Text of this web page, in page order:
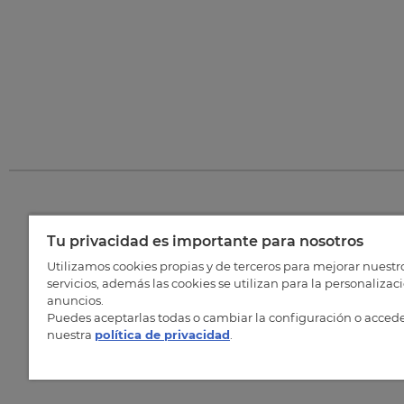
Tu privacidad es importante para nosotros
Utilizamos cookies propias y de terceros para mejorar
servicios, además las cookies se utilizan para la
anuncios.
Puedes aceptarlas todas o cambiar la configuración o
nuestra política de privacidad